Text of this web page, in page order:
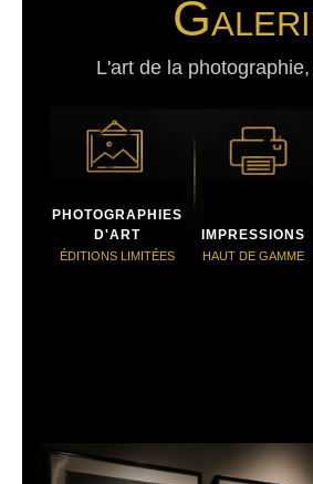
L'art de la
PHOTOGRAPHIES
D'ART
ÉDITIONS LIMITÉES
IMPRESSIONS
HAUT DE GAMME